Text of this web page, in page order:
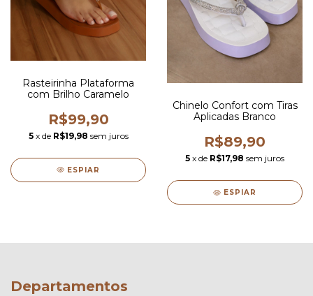
Rasteirinha Plataforma
com Brilho Caramelo
R$99,90
5 x de R$19,98 sem juros
ESPIAR
Chinelo Confort com Tiras
Aplicadas Branco
R$89,90
5 x de R$17,98 sem juros
ESPIAR
Departamentos